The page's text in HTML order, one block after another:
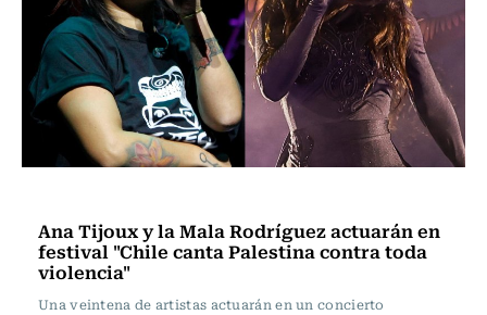
Ana Tijoux y la Mala Rodríguez actuarán en
festival "Chile canta Palestina contra toda
violencia"
Una veintena de artistas actuarán en un concierto